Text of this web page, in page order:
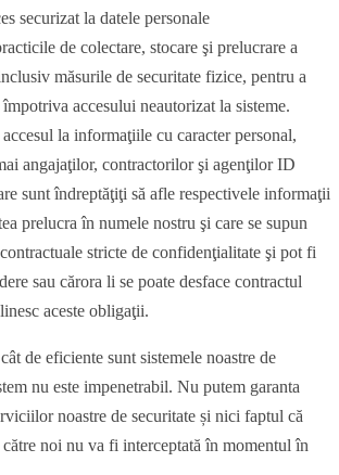
securizat la datele personale
de colectare, stocare şi prelucrare a
măsurile de securitate fizice, pentru a
accesului neautorizat la sisteme.
la informaţiile cu caracter personal,
angajaţilor, contractorilor şi agenţilor ID
sunt îndreptăţiţi să afle respectivele informaţii
prelucra în numele nostru şi care se supun
stricte de confidenţialitate şi pot fi
sau cărora li se poate desface contractul
aceste obligaţii.
de eficiente sunt sistemele noastre de
nu este impenetrabil. Nu putem garanta
noastre de securitate și nici faptul că
noi nu va fi interceptată în momentul în